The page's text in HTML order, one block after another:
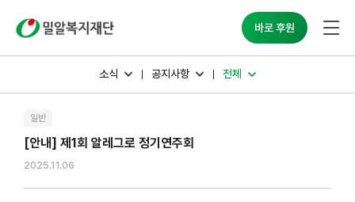
바로 후원
소식 공지사항 전체
일반
[안내] 제1회 알레그로 정기연주회
2025.11.06